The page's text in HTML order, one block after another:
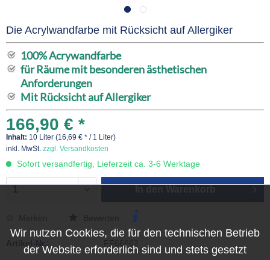
Die Acrylwandfarbe mit Rücksicht auf Allergiker
100% Acrywandfarbe
für Räume mit besonderen ästhetischen
Anforderungen
Mit Rücksicht auf Allergiker
166,90 € *
Inhalt: 10 Liter (16,69 € * / 1 Liter)
inkl. MwSt. zzgl. Versandkosten
Sofort versandfertig, Lieferzeit ca. 3-6 Werktage
Wir nutzen Cookies, die für den technischen Betrieb
der Website erforderlich sind und stets gesetzt